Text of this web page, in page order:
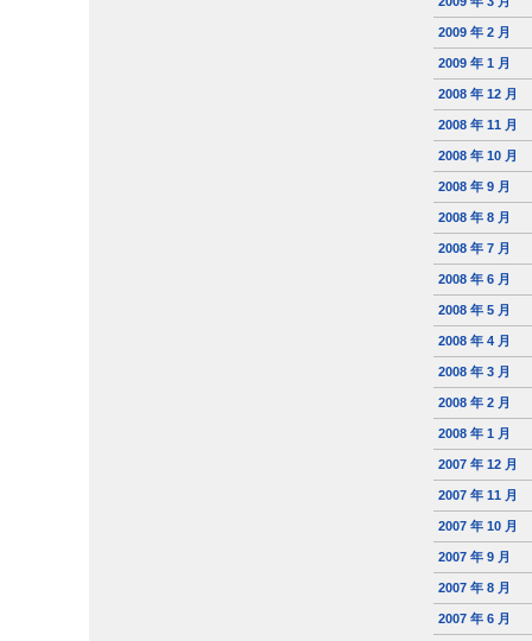
2009 年 2 月
2009 年 1 月
2008 年 12 月
2008 年 11 月
2008 年 10 月
2008 年 9 月
2008 年 8 月
2008 年 7 月
2008 年 6 月
2008 年 5 月
2008 年 4 月
2008 年 3 月
2008 年 2 月
2008 年 1 月
2007 年 12 月
2007 年 11 月
2007 年 10 月
2007 年 9 月
2007 年 8 月
2007 年 6 月